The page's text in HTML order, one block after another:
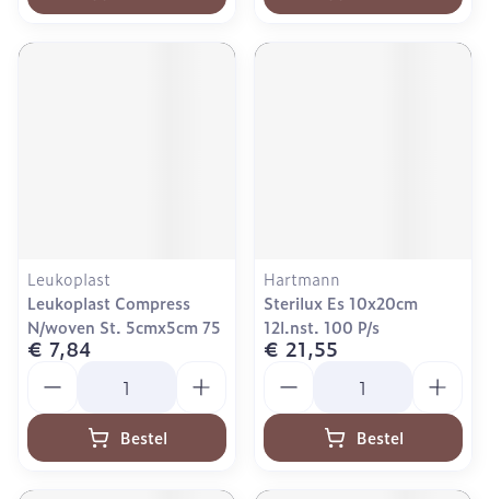
Leukoplast
Leukoplast Compress
N/woven St. 5cmx5cm 75
€ 7,84
Bestel
Hartmann
Sterilux Es 10x20cm
12l.nst. 100 P/s
€ 21,55
Bestel